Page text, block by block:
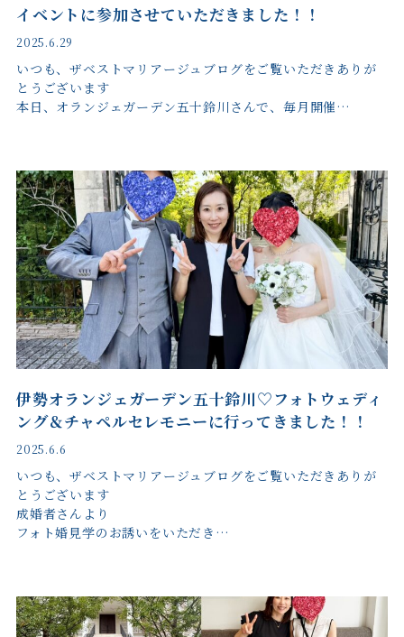
イベントに参加させていただきました！！
2025.6.29
いつも、ザベストマリアージュブログをご覧いただきありが
とうございます
本日、オランジェガーデン五十鈴川さんで、毎月開催…
伊勢オランジェガーデン五十鈴川♡フォトウェディ
ング＆チャペルセレモニーに行ってきました！！
2025.6.6
いつも、ザベストマリアージュブログをご覧いただきありが
とうございます
成婚者さんより
フォト婚見学のお誘いをいただき…